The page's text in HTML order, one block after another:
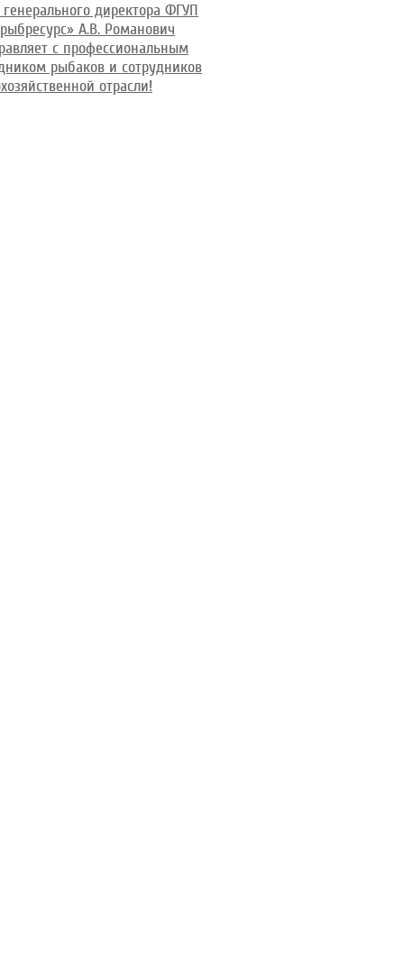
директора ФГУП
А.В. Романович
с профессиональным
рыбаков и сотрудников
отрасли!